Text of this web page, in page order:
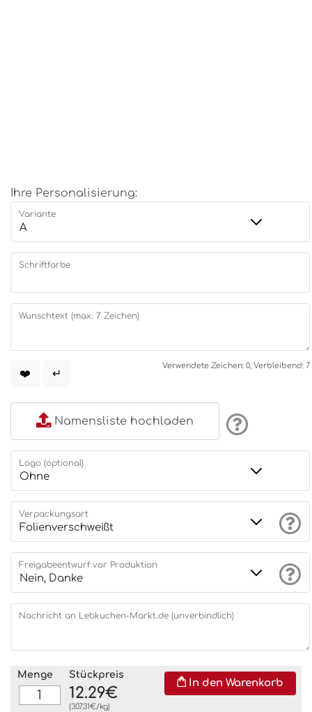
Ihre Personalisierung:
Variante
Schriftfarbe
Wunschtext (max. 7 Zeichen)
❤️ ↵
Verwendete Zeichen: 0, Verbleibend: 7
Namensliste hochladen
Logo (optional)
Verpackungsart
Freigabeentwurf vor Produktion
Nachricht an Lebkuchen-Markt.de (unverbindlich)
Menge Stückpreis
12.29€
(307.31€/kg)
In den Warenkorb